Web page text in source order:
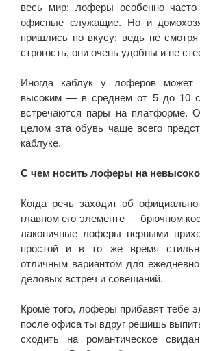
весь мир: лоферы особенно
офисные служащие. Но и
пришлись по вкусу: ведь не
строгость, они очень удобны и не
Иногда каблук у лоферов может
высоким — в среднем от 5 до 10
встречаются пары на платформе.
целом эта обувь чаще всего
каблуке.
С чем носить лоферы на
Когда речь заходит об
главном его элементе — брючном
лаконичные лоферы первыми
простой и в то же время
отличным вариантом для
деловых встреч и совещаний.
Кроме того, лоферы прибавят тебе
после офиса ты вдруг решишь
сходить на романтическое